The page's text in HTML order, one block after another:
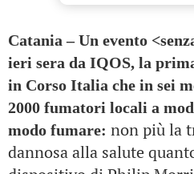
Catania – Un evento
ieri sera da IQOS, la
in Corso Italia che in sei
2000 fumatori locali a
modo fumare: non più la
dannosa alla salute